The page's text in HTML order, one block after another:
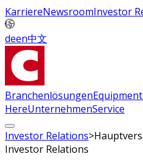
KarriereNewsroomInvestor
deen中文
BranchenlösungenEquipment
HereUnternehmenService
Investor Relations>
Investor Relations